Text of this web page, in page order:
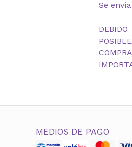
Se
MEDIOS DE PAGO